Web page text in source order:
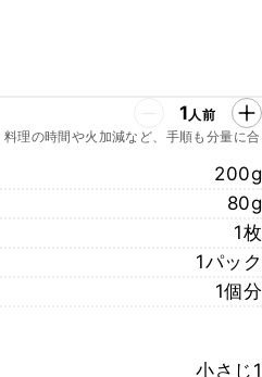
1人前
理の時間や火加減など、手順も分量に合
200g
80g
1枚
1パック
1個分
小さじ1